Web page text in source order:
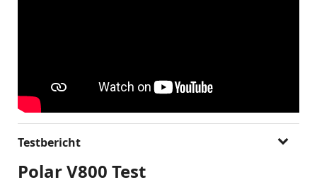
Testbericht
Polar V800 Test